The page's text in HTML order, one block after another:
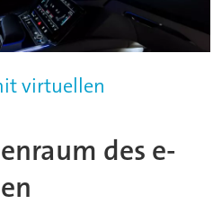
virtuellen
des e-